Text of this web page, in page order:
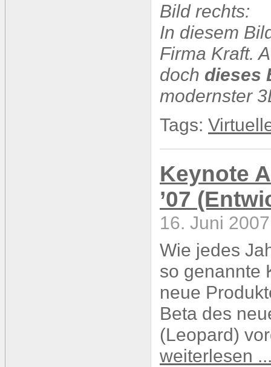
Bild rechts:
In diesem
Firma Kraft.
doch dieses
modernster
Tags:
Keynote
’07
16. Juni
Wie jedes
so genannte
neue
Beta des
(Leopard)
weiterlesen